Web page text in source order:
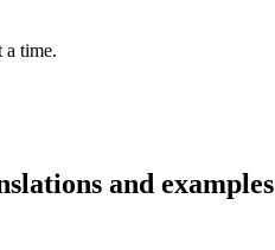
a time.
and examples